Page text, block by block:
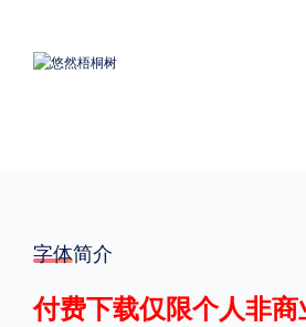
格式
字体简介
付费下载仅限个人非